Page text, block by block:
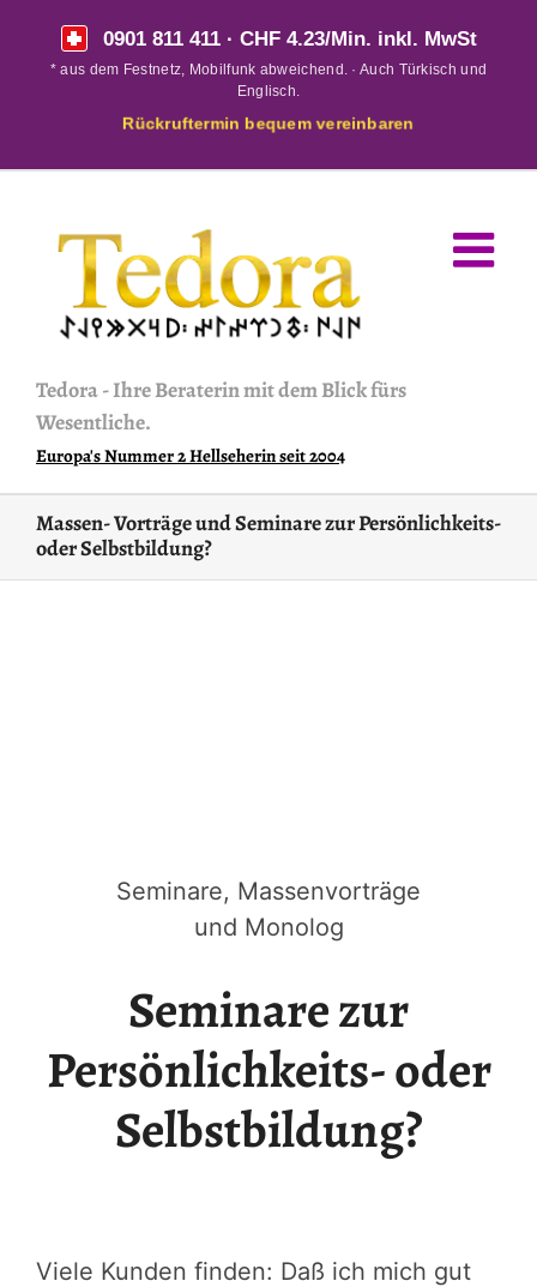
0901 811 411· CHF 4.23/Min. inkl. MwSt
* aus dem Festnetz, Mobilfunk abweichend. · Auch Türkisch und
Englisch.
Rückruftermin bequem vereinbaren
Tedora-Ihre Beraterin mit dem Blick fürs
Wesentliche.
Europa's Nummer 2 Hellseherin seit 2004
Massen- Vorträge und Seminare zur Persönlichkeits-
oder Selbstbildung?
Seminare, Massenvorträge
und Monolog
Seminare zur
Persönlichkeits- oder
Selbstbildung?
Viele Kunden finden: Daß ich mich gut